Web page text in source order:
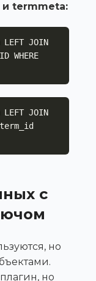
и termmeta:
LEFT JOIN
WHERE
LEFT JOIN
с
но
но